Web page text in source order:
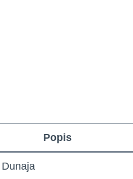
Popis